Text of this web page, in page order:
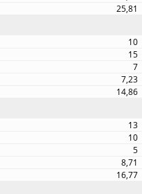
25,81
10
15
7
7,23
14,86
13
10
5
8,71
16,77